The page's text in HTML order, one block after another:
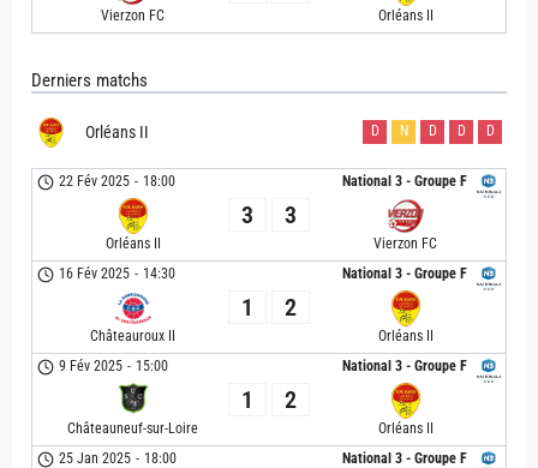
Vierzon FC Orléans II
Derniers matchs
Orléans II D N D D D
National 3 - Groupe F
22 Fév 2025 - 18:00
Orléans II
3 3
Vierzon FC
National 3 - Groupe F
16 Fév 2025 - 14:30
Châteauroux II
1 2
Orléans II
National 3 - Groupe F
9 Fév 2025 - 15:00
Châteauneuf-sur-Loire
1 2
Orléans II
National 3 - Groupe F
25 Jan 2025 - 18:00